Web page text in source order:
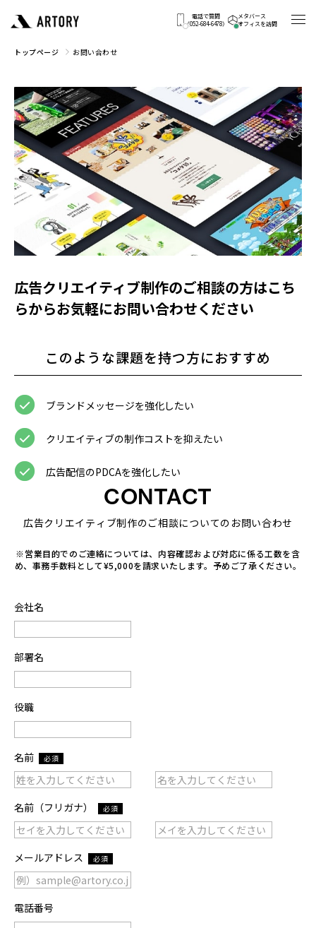
電話で質問
（052-684-6478）
メタバース
オフィスを訪問
トップページ お問い合わせ
広告クリエイティブ制作のご相談の方はこち
らからお気軽にお問い合わせください
このような課題を持つ方におすすめ
ブランドメッセージを強化したい
クリエイティブの制作コストを抑えたい
広告配信のPDCAを強化したい
CONTACT
広告クリエイティブ制作のご相談についてのお問い合わせ
※営業目的でのご連絡については、内容確認および対応に係る工数を含
め、事務手数料として¥5,000を請求いたします。予めご了承ください。
会社名
部署名
役職
名前 必須
名前（フリガナ） 必須
メールアドレス 必須
電話番号